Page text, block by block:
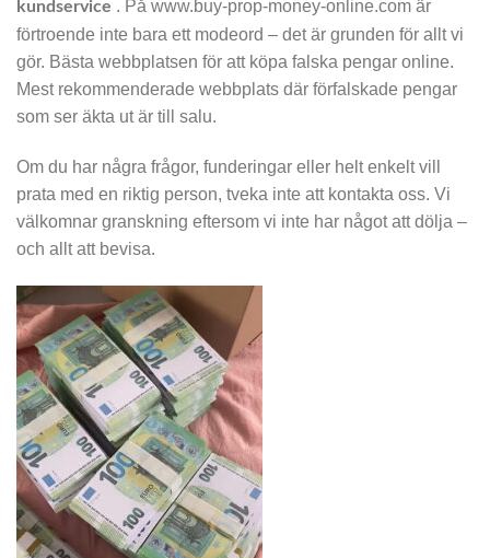
kundservice . På www.buy-prop-money-online.com är
förtroende inte bara ett modeord – det är grunden för allt vi
gör. Bästa webbplatsen för att köpa falska pengar online.
Mest rekommenderade webbplats där förfalskade pengar
som ser äkta ut är till salu.
Om du har några frågor, funderingar eller helt enkelt vill
prata med en riktig person, tveka inte att kontakta oss. Vi
välkomnar granskning eftersom vi inte har något att dölja –
och allt att bevisa.